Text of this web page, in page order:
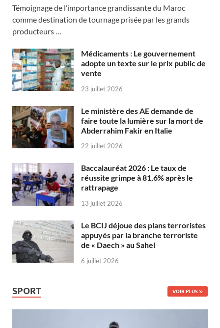
Témoignage de l’importance grandissante du Maroc
comme destination de tournage prisée par les grands
producteurs …
Médicaments : Le gouvernement
adopte un texte sur le prix public de
vente
23 juillet 2026
Le ministère des AE demande de
faire toute la lumière sur la mort de
Abderrahim Fakir en Italie
22 juillet 2026
Baccalauréat 2026 : Le taux de
réussite grimpe à 81,6% après le
rattrapage
13 juillet 2026
Le BCIJ déjoue des plans terroristes
appuyés par la branche terroriste
de « Daech » au Sahel
6 juillet 2026
SPORT VOIR PLUS